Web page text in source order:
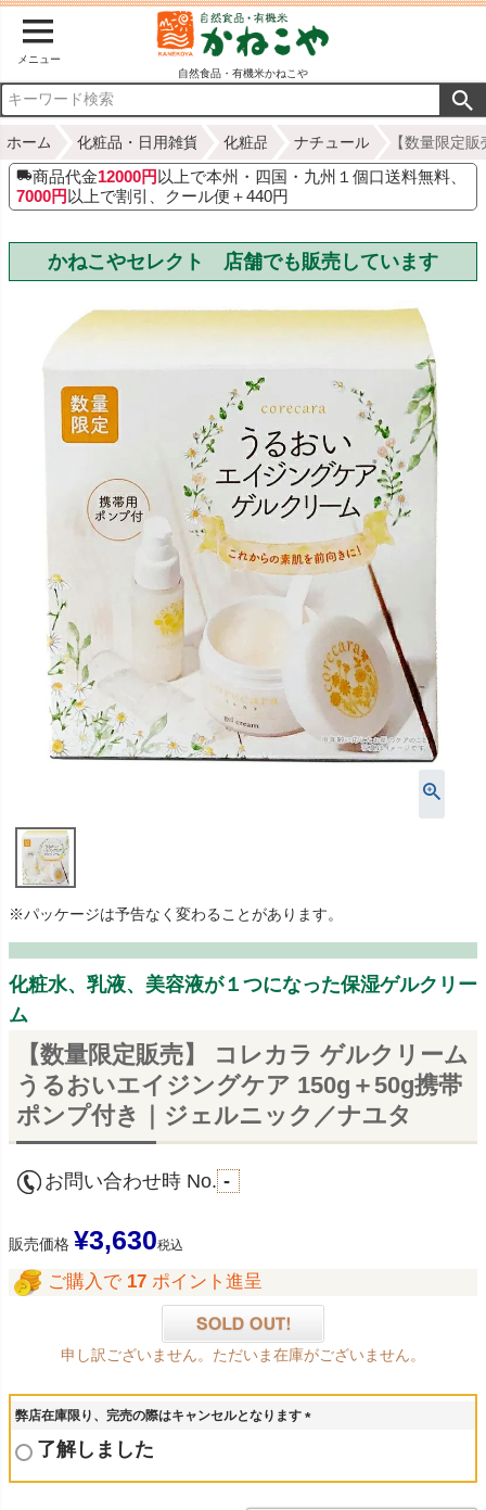
メニュー
自然食品・有機米かねこや
ホーム 化粧品・日用雑貨 化粧品 ナチュール 【数量限定
商品代金12000円 以上で本州・四国・九州１個口送料無料、
7000円 以上で割引、クール便＋440円
かねこやセレクト 店舗でも販売しています
※パッケージは予告なく変わることがあります。
化粧水、乳液、美容液が１つになった保湿ゲルクリー
ム
【数量限定販売】 コレカラ ゲルクリーム
うるおいエイジングケア 150g＋50g携帯
ポンプ付き｜ジェルニック／ナユタ
お問い合わせ時 No. -
販売価格 ¥3,630税込
ご購入で 17 ポイント進呈
申し訳ございません。ただいま在庫がございません。
弊店在庫限り、完売の際はキャンセルとなります
須
了解しました